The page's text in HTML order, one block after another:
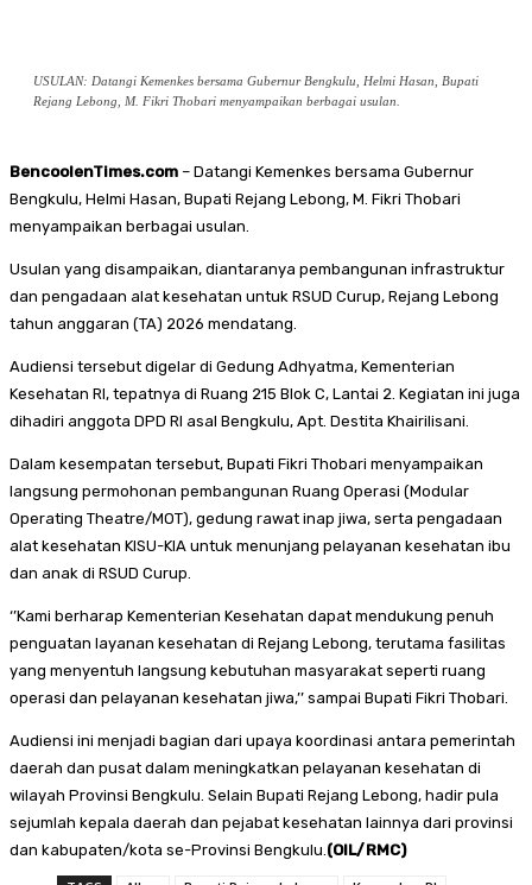
USULAN: Datangi Kemenkes bersama Gubernur Bengkulu, Helmi Hasan, Bupati
Rejang Lebong, M. Fikri Thobari menyampaikan berbagai usulan.
BencoolenTimes.com – Datangi Kemenkes bersama Gubernur
Bengkulu, Helmi Hasan, Bupati Rejang Lebong, M. Fikri Thobari
menyampaikan berbagai usulan.
Usulan yang disampaikan, diantaranya pembangunan infrastruktur
dan pengadaan alat kesehatan untuk RSUD Curup, Rejang Lebong
tahun anggaran (TA) 2026 mendatang.
Audiensi tersebut digelar di Gedung Adhyatma, Kementerian
Kesehatan RI, tepatnya di Ruang 215 Blok C, Lantai 2. Kegiatan ini juga
dihadiri anggota DPD RI asal Bengkulu, Apt. Destita Khairilisani.
Dalam kesempatan tersebut, Bupati Fikri Thobari menyampaikan
langsung permohonan pembangunan Ruang Operasi (Modular
Operating Theatre/MOT), gedung rawat inap jiwa, serta pengadaan
alat kesehatan KISU-KIA untuk menunjang pelayanan kesehatan ibu
dan anak di RSUD Curup.
‘’Kami berharap Kementerian Kesehatan dapat mendukung penuh
penguatan layanan kesehatan di Rejang Lebong, terutama fasilitas
yang menyentuh langsung kebutuhan masyarakat seperti ruang
operasi dan pelayanan kesehatan jiwa,’’ sampai Bupati Fikri Thobari.
Audiensi ini menjadi bagian dari upaya koordinasi antara pemerintah
daerah dan pusat dalam meningkatkan pelayanan kesehatan di
wilayah Provinsi Bengkulu. Selain Bupati Rejang Lebong, hadir pula
sejumlah kepala daerah dan pejabat kesehatan lainnya dari provinsi
dan kabupaten/kota se-Provinsi Bengkulu.(OIL/RMC)